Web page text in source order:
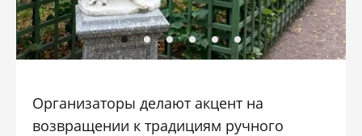
Организаторы делают акцент на
возвращении к традициям ручного